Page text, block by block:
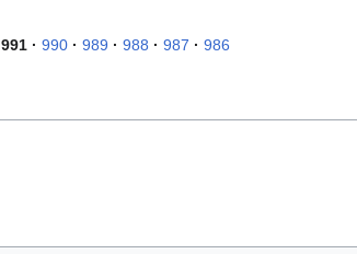
986
987
988
989
990
991